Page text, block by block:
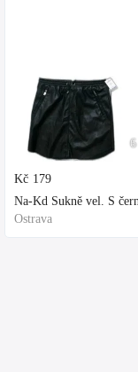
Kč 179
Na-Kd Sukně vel. S
Ostrava